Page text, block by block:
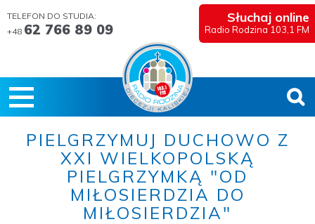
TELEFON DO STUDIA:
+48 62 766 89 09
Słuchaj online
Radio Rodzina 103,1 FM
PIELGRZYMUJ DUCHOWO Z
XXI WIELKOPOLSKĄ
PIELGRZYMKĄ "OD
MIŁOSIERDZIA DO
MIŁOSIERDZIA"